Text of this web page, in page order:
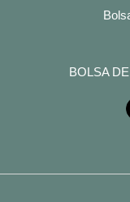
BOLSA